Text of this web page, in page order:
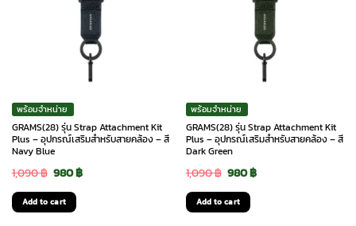
พร้อมจำหน่าย
GRAMS(28) รุ่น Strap Attachment Kit
Plus – อุปกรณ์เสริมสำหรับสายคล้อง – สี
Navy Blue
1,090฿ Original
price
was:
980฿Current
Add to cart
พร้อมจำหน่าย
GRAMS(28) รุ่น Strap Attachment Kit
Plus – อุปกรณ์เสริมสำหรับสายคล้อง – สี
Dark Green
1,090฿ Original
price
was:
980฿Current
Add to cart